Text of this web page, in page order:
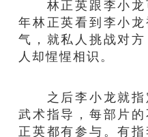
林正英跟李小龙
年林正英看到李小
气，就私人挑战对
人却惺惺相识。
之后李小龙就指
武术指导，每部片
正英都有参与。有